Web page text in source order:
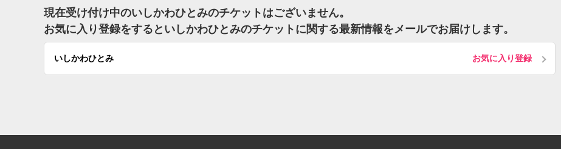
現在受け付け中のいしかわひとみのチケットはございません。
お気に入り登録をするといしかわひとみのチケットに関する最新情報をメールでお届けします。
いしかわひとみ お気に入り登録